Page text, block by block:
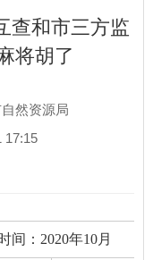
查和市三方监
将胡了
然资源局
17:15
时间：2020年